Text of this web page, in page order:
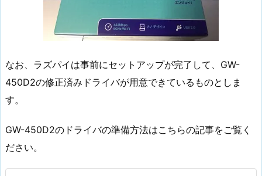
なお、ラズパイは事前にセットアップが完了して、GW-
450D2の修正済みドライバが用意できているものとしま
す。
GW-450D2のドライバの準備方法はこちらの記事をご覧く
ださい。